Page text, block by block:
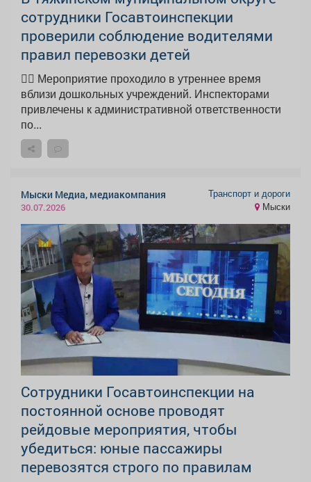
сотрудники Госавтоинспекции
проверили соблюдение водителями
правил перевозки детей
👮‍♂ Мероприятие проходило в утреннее время
вблизи дошкольных учреждений. Инспекторами
привлечены к административной ответственности
по...
Мыски Медиа, медиакомпания
30.07.2026
Транспорт и дороги
Мыски
Сотрудники Госавтоинспекции на
постоянной основе проводят
рейдовые мероприятия, чтобы
убедиться: юные пассажиры
перевозятся строго по правилам